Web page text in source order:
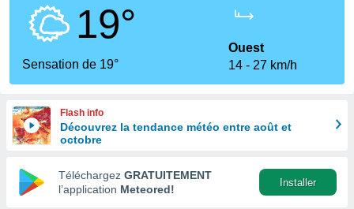
en
19°
Sensation de 19°
Ouest
14
27 km/h
Flash info
Découvrez la tendance météo entre août et
octobre
Téléchargez GRATUITEMENT
l’application Meteored!
Installer